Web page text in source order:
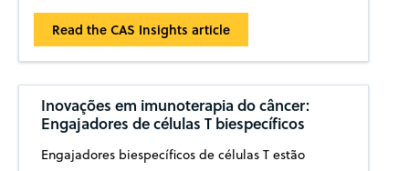
Read the CAS Insights article
Inovações em imunoterapia do câncer:
Engajadores de células T biespecíficos
Engajadores biespecíficos de células T estão